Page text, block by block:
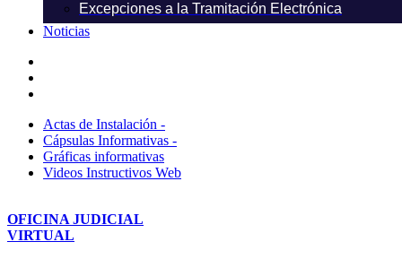
Excepciones a la Tramitación Electrónica
Noticias
Actas de Instalación -
Cápsulas Informativas -
Gráficas informativas
Videos Instructivos Web
OFICINA JUDICIAL
VIRTUAL